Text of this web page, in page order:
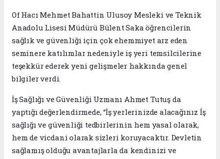
Of Hacı Mehmet Bahattin Ulusoy Mesleki ve Teknik
Anadolu Lisesi Müdürü Bülent Saka öğrencilerin
sağlık ve güvenliği için çok ehemmiyet arz eden
seminere katılımlar nedeniyle iş yeri temsilcilerine
teşekkür ederek yeni gelişmeler hakkında genel
bilgiler verdi.
İş Sağlığı ve Güvenliği Uzmanı Ahmet Tutuş da
yaptığı değerlendirmede, “İş yerlerinizde alacağınız İş
sağlığı ve güvenliği tedbirlerinin hem yasal olarak,
hem de vicdani olarak sizleri koruyacaktır. Devletin
sağlamış olduğu avantajlarla da kendinizi ve